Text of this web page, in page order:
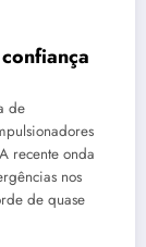
de
recente onda
nos
de quase